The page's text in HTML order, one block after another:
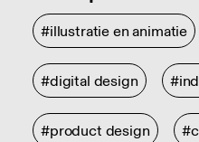
#illustratie en animatie
#digital design
#product design